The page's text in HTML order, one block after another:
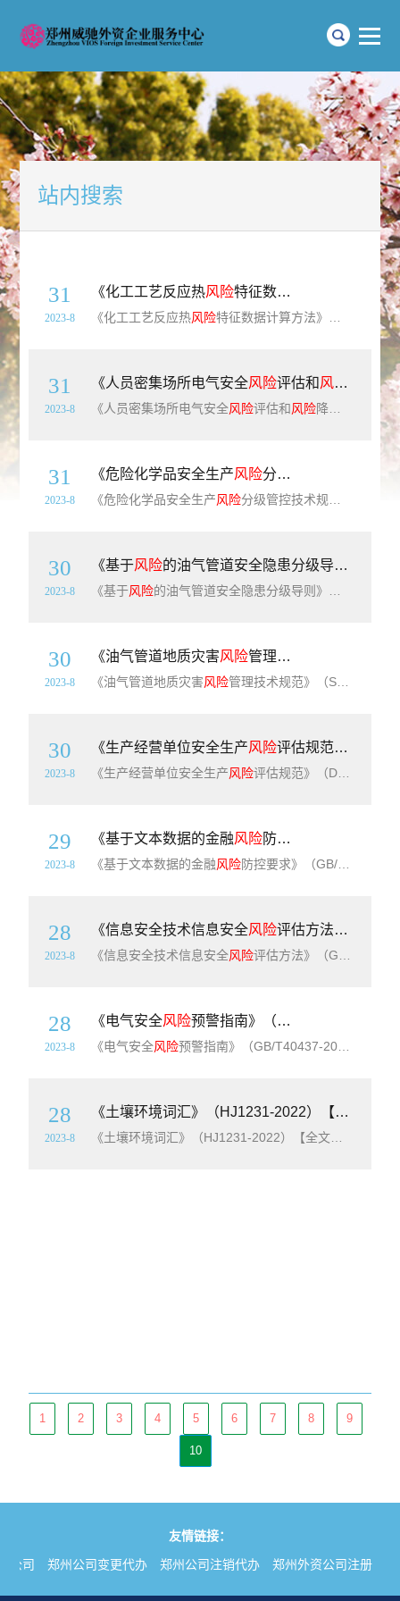
站内搜索
31
2023-8
《化工工艺反应热风险特征数据计算方法》（T/CIESC0003-2020）【全文附高清无水印PDF版下载】
《化工工艺反应热风险特征数据计算方法》（T/CIESC0003-2020）【全文附高清无水印PDF版下载】英文标题：Standard Practice for Calculation of Thermal Risk Figures for Reaction of Chemical Processes
31
2023-8
《人员密集场所电气安全风险评估和风险 降低
《人员密集场所电气安全风险评估和风险降低指南》（GB/T41091-2021）【全文附高清无水印PDF版下载】英文标准名称：Guidance for electrical safety risk assessment and risk reduction in assembly occupancies
31
2023-8
《危险化学品安全生产风险分级管控技术规范》（T/CIESC0008-2020）【全文附高清无水印PDF版下载】
《危险化学品安全生产风险分级管控技术规范》（T/CIESC0008-2020）【全文附高清无水印PDF版下载】英文标题：Technical specification for the management and control of hazardous chemical safety risk classificat
30
2023-8
《基于风险的油气管道安全隐患分级导则》（GB/T34346-2017）【全文附高清无水印PDF版下载】
《基于风险的油气管道安全隐患分级导则》（GB/T34346-2017）【全文附高清无水印PDF版下载】英文标准名称：Guidelines for risk based safety hazard classification of oil and gas pipelines
30
2023-8
《油气管道地质灾害风险管理技术规范》（SY/T6828-2017）【全文附高清无水印PDF版下载】
《油气管道地质灾害风险管理技术规范》（SY/T6828-2017）【全文附高清无水印PDF版下载】英文名称：Specification for geological hazards risk management of oil and gas pipeline
30
2023-8
《生产经营单位安全生产风险评估规范》（DB11/T1478-2017）【北京市地方标准】【全文附高清无水印PDF版下载】
《生产经营单位安全生产风险评估规范》（DB11/T1478-2017）【北京市地方标准】【全文附高清无水印PDF版下载】英文名称：Standards for enterprises risk assessment in safety production
29
2023-8
《基于文本数据的金融风险防控要求》（GB/T41462-2022）【全文附高清无水印PDF版下载】
《基于文本数据的金融风险防控要求》（GB/T41462-2022）【全文附高清无水印PDF版下载】英文标准名称：Requirements for financial risks control based on text data
28
2023-8
《信息安全技术信息安全风险评估方法》（GB/T20984-2022）【全文附高清无水印PDF版下载】
《信息安全技术信息安全风险评估方法》（GB/T20984-2022）【全文附高清无水印PDF版下载】英文标准名称：Information security technology-Risk assessment method for information security
28
2023-8
《电气安全风险预警指南》（GB/T40437-2021）【全文附高清无水印PDF版下载】
《电气安全风险预警指南》（GB/T40437-2021）【全文附高清无水印PDF版下载】英文标准名称：Electrical safety-Guidelines for risk early-warning
28
2023-8
《土壤环境词汇》（HJ1231-2022）【全文附高清无水印PDF版下载】
1 2 3 4 5 6 7 8 9
10
友情链接：
公司
郑州公司变更代办 郑州公司注销代办 郑州外资公司注册